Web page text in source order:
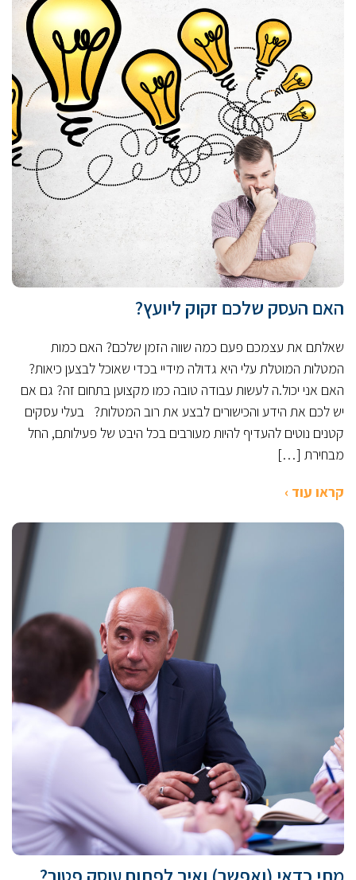
האם העסק שלכם זקוק ליועץ?
שאלתם את עצמכם פעם כמה שווה הזמן שלכם? האם כמות
המטלות המוטלת עלי היא גדולה מידיי בכדי שאוכל לבצען כיאות?
האם אני יכול.ה לעשות עבודה טובה כמו מקצוען בתחום זה? גם אם
יש לכם את הידע והכישורים לבצע את רוב המטלות? בעלי עסקים
קטנים נוטים להעדיף להיות מעורבים בכל היבט של פעילותם, החל
מבחירת […]
קראו עוד ›